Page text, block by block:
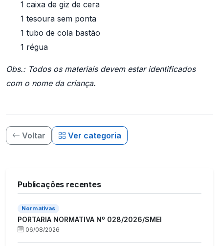
1 caixa de giz de cera
1 tesoura sem ponta
1 tubo de cola bastão
1 régua
Obs.: Todos os materiais devem estar identificados
com o nome da criança.
Voltar Ver categoria
Publicações recentes
Normativas
PORTARIA NORMATIVA Nº 028/2026/SMEI
06/08/2026